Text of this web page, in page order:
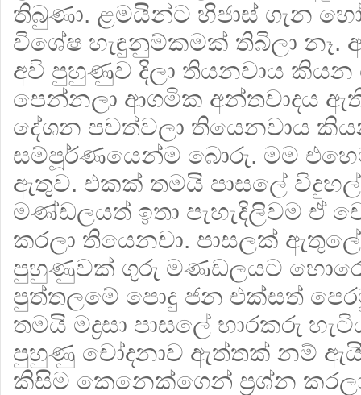
තිබුණා. ළමයින්ට හිජාස් ගැන
විශේෂ හැඳුනුම්කමක් තිබිලා නෑ.
අවි පුහුණුව දිලා තියනවාය
පෙන්නලා ආගමික අන්තවාදය
දේශන පවත්වලා තියෙනවාය
සම්පූර්ණයෙන්ම බොරු. මම
ඇතුව. එකක් තමයි පාසලේ
මණ්ඩලයත් ඉතා පැහැදිලිවම ඒ
කරලා තියෙනවා. පාසලක්
පුහුණුවක් ගුරු මණඩලයට
පුත්තලමේ පොදු ජන එක්සත්
තමයි මද්‍රසා පාසලේ භාරකරු
පුහුණු චෝදනාව ඇත්තක් නම්
කිසිම කෙනෙක්ගෙන් ප්‍රශ්න